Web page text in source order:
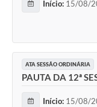
Início: 15/08/
ATA SESSÃO ORDINÁRIA
PAUTA DA 12ª
Início: 15/08/